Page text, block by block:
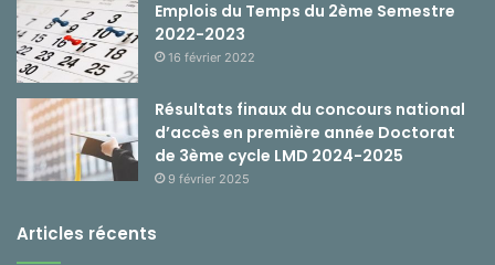
Emplois du Temps du 2ème Semestre
2022-2023
16 février 2022
Résultats finaux du concours national
d’accès en première année Doctorat
de 3ème cycle LMD 2024-2025
9 février 2025
Articles récents